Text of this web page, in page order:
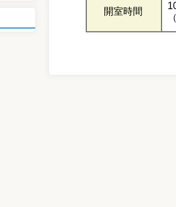
開室時間